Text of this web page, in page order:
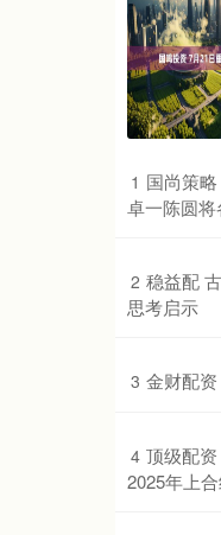
1 国尚策
卓一陈圆
2 稳益配
思考启示
3 金财配资
4 顶级配
2025年上